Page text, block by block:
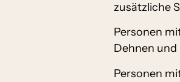
zusätzliche
Personen
Dehnen
Personen